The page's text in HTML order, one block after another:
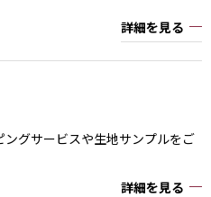
詳細を見る
グサービスや生地サンプルをご
詳細を見る